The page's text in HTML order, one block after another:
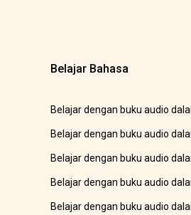
Belajar Bahasa
Belajar dengan buku audio
Belajar dengan buku audio
Belajar dengan buku audio
Belajar dengan buku audio
Belajar dengan buku audio